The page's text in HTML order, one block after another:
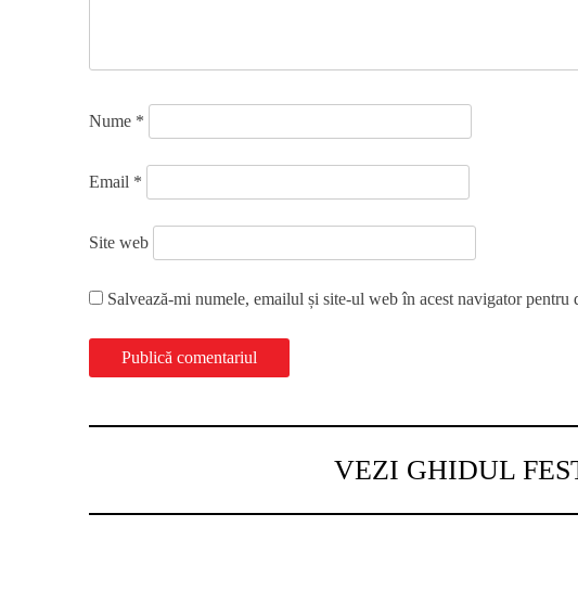
Nume *
Email *
Site web
Salvează-mi numele, emailul și site-ul web în acest navigator pentru
VEZI GHIDUL